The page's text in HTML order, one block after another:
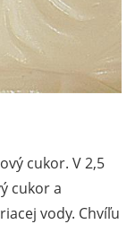
cukor. V 2,5
cukor a
vody. Chvíľu